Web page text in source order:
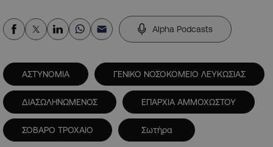
Alpha Podcasts
ΑΣΤΥΝΟΜΙΑ ΓΕΝΙΚΟ ΝΟΣΟΚΟΜΕΙΟ ΛΕΥΚΩΣΙΑΣ
ΔΙΑΣΩΛΗΝΩΜΕΝΟΣ ΕΠΑΡΧΙΑ ΑΜΜΟΧΩΣΤΟΥ
ΣΟΒΑΡΟ ΤΡΟΧΑΙΟ Σωτήρα